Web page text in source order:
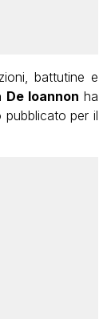
battutine e
De Ioannonha
per il